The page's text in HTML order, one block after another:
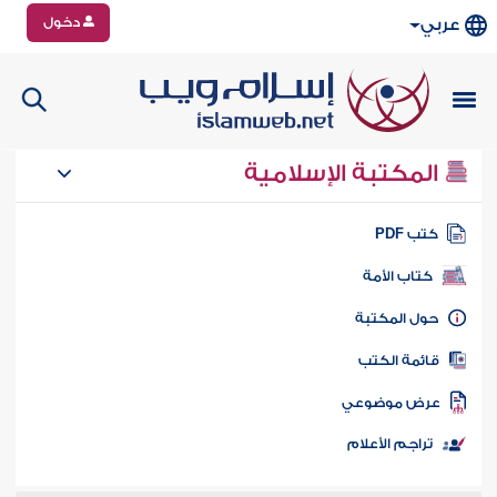
عربي دخول
المكتبة الإسلامية
كتب PDF
كتاب الأمة
المكتبة
الكتب
موضوعي